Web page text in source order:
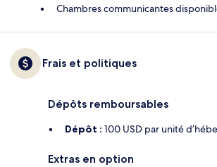
Chambres communicantes
Frais et politiques
Dépôts remboursables
Dépôt : 100 USD par unité
Extras en option